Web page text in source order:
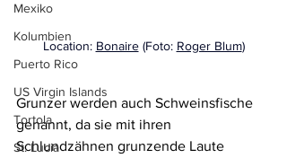
Mexiko
Kolumbien
Puerto Rico
US Virgin Islands
Tortola
St. Lucia
Location: Bonaire (Foto: Roger Blum)
Grunzer werden auch Schweinsfische
genannt, da sie mit ihren
Schlundzähnen grunzende Laute